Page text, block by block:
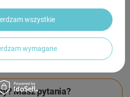
Masz pytania?
wymagane
wszystkie